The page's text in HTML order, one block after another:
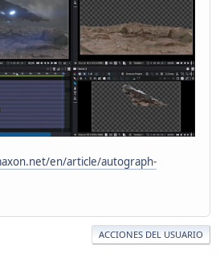
en/article/autograph-
ACCIONES DEL USUARIO